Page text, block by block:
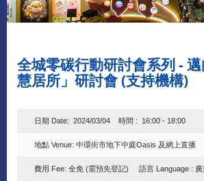
全城零碳行動研討會系列 -
慧居所」研討會 (支持機構)
日期 Date: 2024/03/04 時間 : 16:00 - 18:00
地點 Venue: 中環街市地下中庭Oasis 及網上直播
費用 Fee: 全免 (需預先登記) 語言 Language : 廣